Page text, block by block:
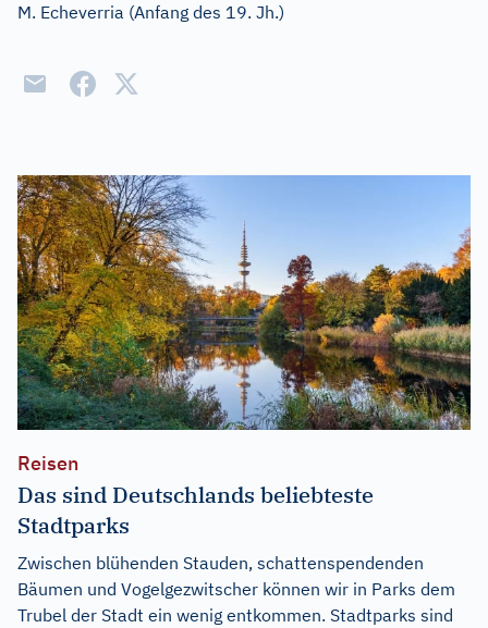
M. Echeverria (Anfang des 19. Jh.)
Reisen
Das sind Deutschlands beliebteste
Stadtparks
Zwischen blühenden Stauden, schattenspendenden
Bäumen und Vogelgezwitscher können wir in Parks dem
Trubel der Stadt ein wenig entkommen. Stadtparks sind